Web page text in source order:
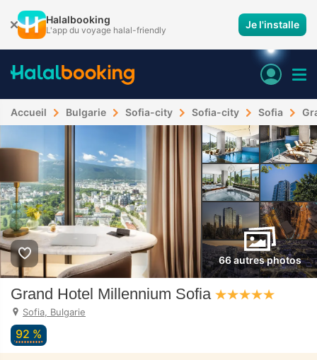
Halalbooking
L'app du voyage halal-friendly Je l'installe
Accueil Bulgarie Sofia-city Sofia-city Sofia
66 autres photos
Grand Hotel Millennium Sofia
Sofia, Bulgarie
92 %